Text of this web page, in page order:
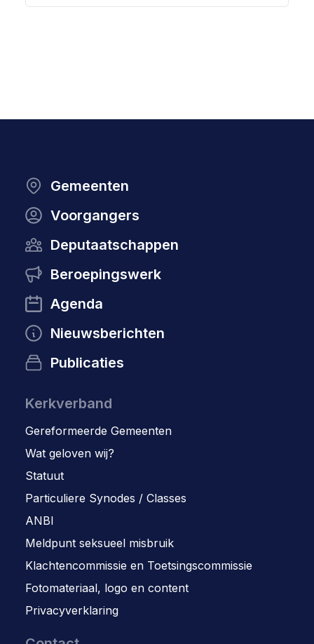
Gemeenten
Voorgangers
Deputaatschappen
Beroepingswerk
Agenda
Nieuwsberichten
Publicaties
Kerkverband
Gereformeerde Gemeenten
Wat geloven wij?
Statuut
Particuliere Synodes / Classes
ANBI
Meldpunt seksueel misbruik
Klachtencommissie en Toetsingscommissie
Fotomateriaal, logo en content
Privacyverklaring